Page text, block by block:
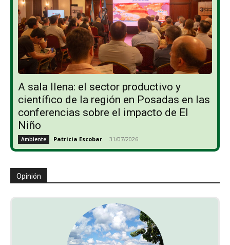
A sala llena: el sector productivo y
científico de la región en Posadas en las
conferencias sobre el impacto de El
Niño
Ambiente Patricia Escobar - 31/07/2026
Opinión